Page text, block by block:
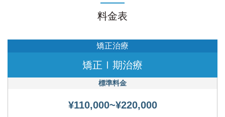
料金表
矯正治療
矯正Ⅰ期治療
標準料金
¥110,000~¥220,000